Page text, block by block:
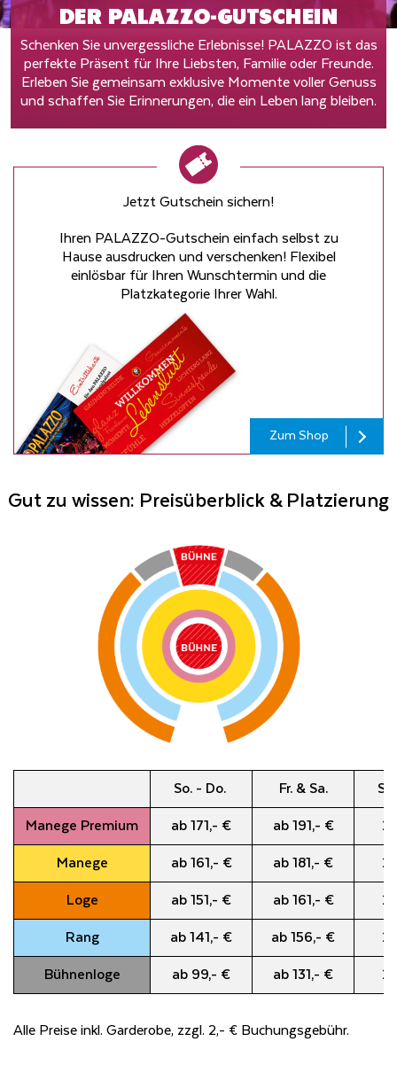
DER PALAZZO-GUTSCHEIN
Schenken Sie unvergessliche Erlebnisse! PALAZZO ist das
perfekte Präsent für Ihre Liebsten, Familie oder Freunde.
Erleben Sie gemeinsam exklusive Momente voller Genuss
und schaffen Sie Erinnerungen, die ein Leben lang bleiben.
Jetzt Gutschein sichern!
Ihren PALAZZO-Gutschein einfach selbst zu
Hause ausdrucken und verschenken! Flexibel
einlösbar für Ihren Wunschtermin und die
Platzkategorie Ihrer Wahl.
Zum Shop
Gut zu wissen: Preisüberblick & Platzierung
So. - Do. Fr. & Sa.
Manege Premium
ab 171,- € ab 191,- €
Manege
ab 161,- € ab 181,- €
Loge
ab 151,- € ab 161,- €
Rang
ab 141,- € ab 156,- €
Bühnenloge
ab 99,- € ab 131,- €
Alle Preise inkl. Garderobe, zzgl. 2,- € Buchungsgebühr.